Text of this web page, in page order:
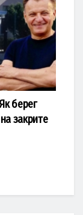
берег
закрите